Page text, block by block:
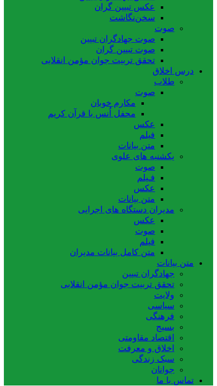
عکس تبیین گران
سخن‌نگاشت
صوت
صوت جهادگران تبیین
صوت تبیین گران
تحقق تربیت جوان مؤمن انقلابی
درس اخلاق
طلاب
صوت
مکارم خوبان
محفل اُنس با قرآن کریم
عکس
فیلم
متن بیانات
یکشنبه های علوی
صوت
فـیلم
عکس
متن بیانات
مدیران دستگاه های اجرایی
عکس
صوت
فیلم
متن کامل بیانات مدیران
متن بیانات
جهادگران تبیین
تحقق تربیت جوان مؤمن انقلابی
ولایت
سیاسی
فرهنگی
بسیج
اقتصاد مقاومتی
اخلاق و معرفت
سبک زندگی
جوانان
تماس با ما